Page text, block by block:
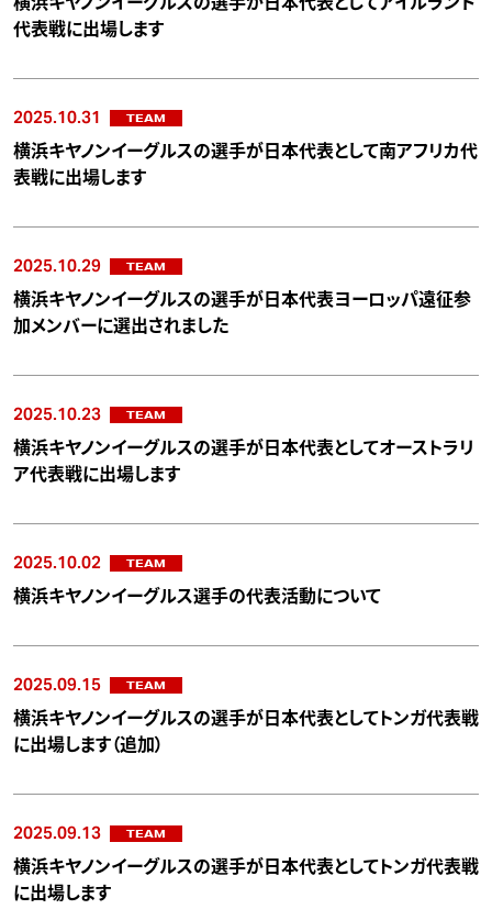
代表戦に出場します
2025.10.31 TEAM
横浜キヤノンイーグルスの選手が日本代表として南アフリカ代
表戦に出場します
2025.10.29 TEAM
横浜キヤノンイーグルスの選手が日本代表ヨーロッパ遠征参
加メンバーに選出されました
2025.10.23 TEAM
横浜キヤノンイーグルスの選手が日本代表としてオーストラリ
ア代表戦に出場します
2025.10.02 TEAM
横浜キヤノンイーグルス選手の代表活動について
2025.09.15 TEAM
横浜キヤノンイーグルスの選手が日本代表としてトンガ代表戦
に出場します（追加）
2025.09.13 TEAM
横浜キヤノンイーグルスの選手が日本代表としてトンガ代表戦
に出場します